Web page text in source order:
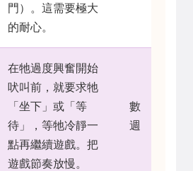
門）。這需要極大
的耐心。
在牠過度興奮開始
吠叫前，就要求牠
「坐下」或「等
待」，等牠冷靜一
點再繼續遊戲。把
遊戲節奏放慢。
數
週